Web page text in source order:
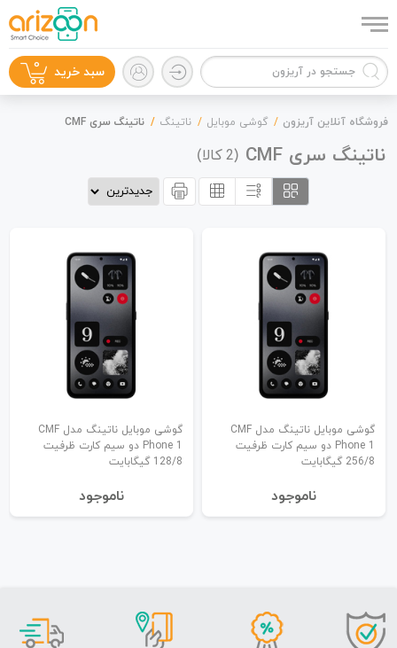
لوازم جانبی
سبد خرید 0
فروشگاه آنلاین آریزون گوشی موبایل ناتینگ ناتینگ سری CMF
ناتینگ سری CMF (
2کالا)
گوشی موبایل ناتینگ مدل CMF
Phone 1 دو سیم کارت ظرفیت
256/8 گیگابایت
نا‌موجود
گوشی موبایل ناتینگ مدل CMF
Phone 1 دو سیم کارت ظرفیت
128/8 گیگابایت
نا‌موجود